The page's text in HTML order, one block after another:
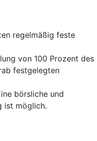
regelmäßig feste
von 100 Prozent des
festgelegten
börsliche und
ist möglich.